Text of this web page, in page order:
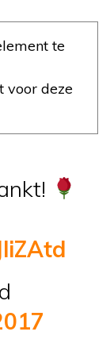
te
voor deze